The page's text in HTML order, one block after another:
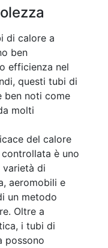
di calore a
ben
efficienza nel
questi tubi di
ben noti come
molti
del calore
è uno
varietà di
aeromobili e
un metodo
Oltre a
i tubi di
possono